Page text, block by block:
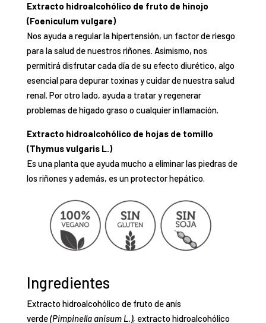
Extracto hidroalcohólico de fruto de hinojo
(Foeniculum vulgare)
Nos ayuda a regular la hipertensión, un factor de riesgo
para la salud de nuestros riñones. Asimismo, nos
permitirá disfrutar cada día de su efecto diurético, algo
esencial para depurar toxinas y cuidar de nuestra salud
renal. Por otro lado, ayuda a tratar y regenerar
problemas de hígado graso o cualquier inflamación.
Extracto hidroalcohólico de hojas de tomillo
(Thymus vulgaris L.)
Es una planta que ayuda mucho a eliminar las piedras de
los riñones y además, es un protector hepático.
Ingredientes
Extracto hidroalcohólico de fruto de anís
verde(Pimpinella anisum L.), extracto hidroalcohólico